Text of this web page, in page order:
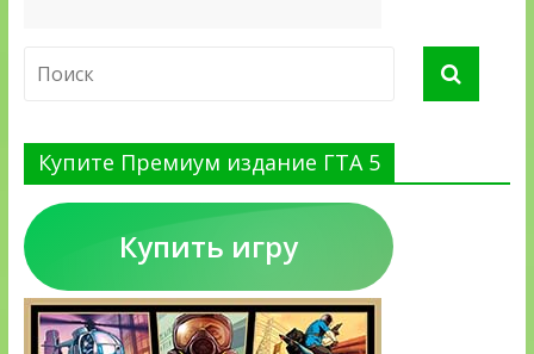
Купите Премиум издание ГТА 5
Купить игру